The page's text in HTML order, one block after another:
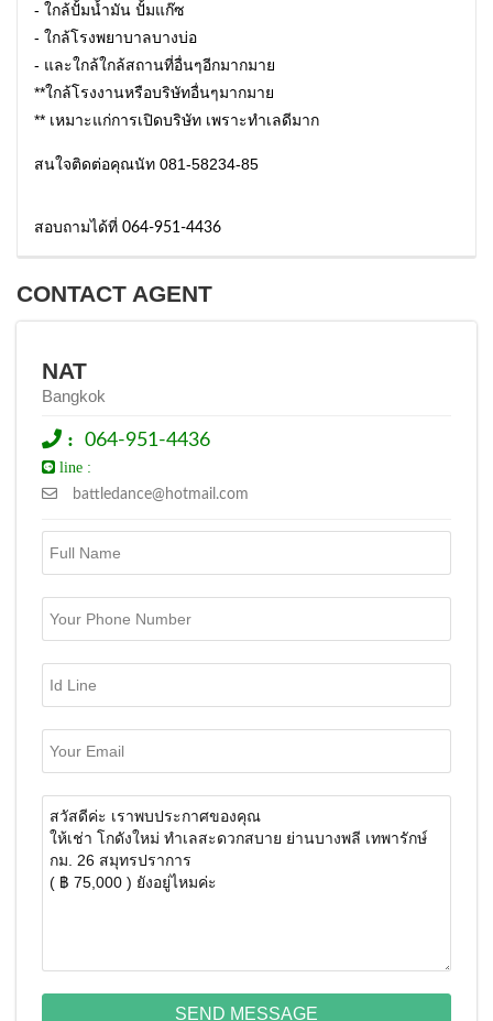
- ใกล้ปั้มน้ำมัน ปั้มแก๊ซ
- ใกล้โรงพยาบาลบางบ่อ
- และใกล้ใกล้สถานที่อื่นๆอีกมากมาย
**ใกล้โรงงานหรือบริษัทอื่นๆมากมาย
** เหมาะแก่การเปิดบริษัท เพราะทำเลดีมาก
สนใจติดต่อคุณนัท 081-58234-85
สอบถามได้ที่ 064-951-4436
CONTACT AGENT
NAT
Bangkok
: 064-951-4436
line :
battledance@hotmail.com
SEND MESSAGE